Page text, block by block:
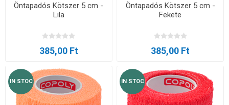
Öntapadós Kötszer 5 cm -
Lila
385,00 Ft
Öntapadós Kötszer 5 cm -
Fekete
385,00 Ft
IN STOC IN STOC